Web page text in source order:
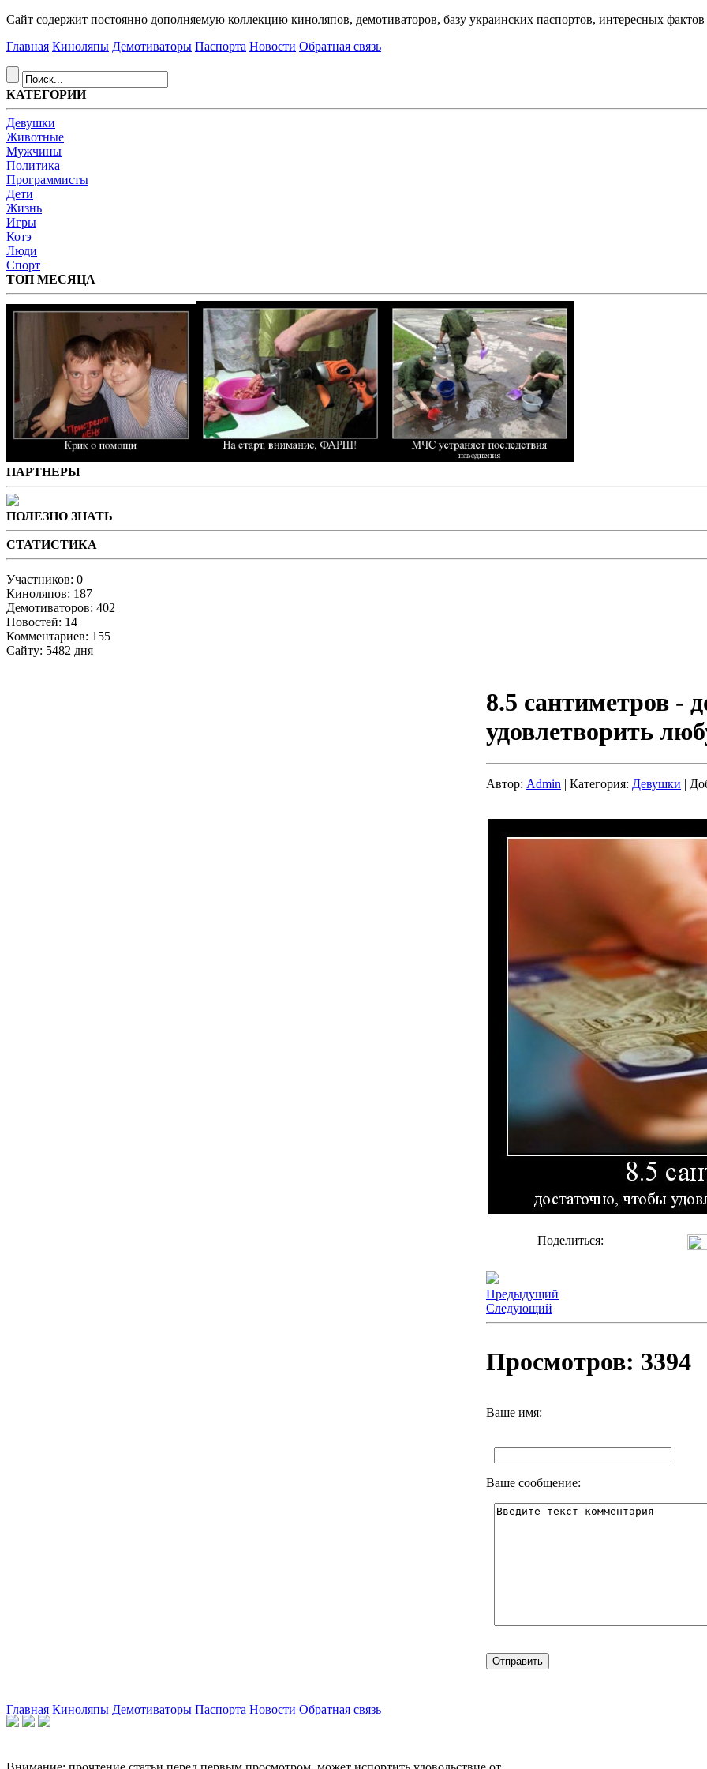
Сайт содержит постоянно дополняемую коллекцию киноляпов, демотиваторов, базу украинских паспортов, интересных
Главная Киноляпы Демотиваторы Паспорта Новости Обратная связь
КАТЕГОРИИ
Девушки
Животные
Мужчины
Политика
Программисты
Дети
Жизнь
Игры
Котэ
Люди
Спорт
ТОП МЕСЯЦА
ПАРТНЕРЫ
ПОЛЕЗНО ЗНАТЬ
СТАТИСТИКА
Участников: 0
Киноляпов: 187
Демотиваторов: 402
Новостей: 14
Комментариев: 155
Сайту: 5482 дня
8.5 сантиметров -
удовлетворить
Автор: Admin | Категория: Девушки |
Поделиться:
Предыдущий
Следующий
Просмотров: 3394
Ваше имя:
Ваше сообщение:
Главная Киноляпы Демотиваторы Паспорта Новости Обратная связь